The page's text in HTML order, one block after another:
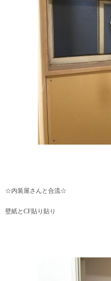
☆内装屋さんと合流☆
壁紙とCF貼り貼り